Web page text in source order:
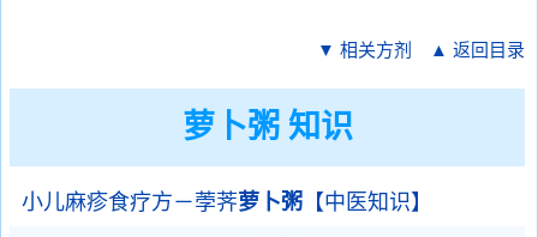
▼ 相关方剂 ▲ 返回目录
萝卜粥 知识
小儿麻疹食疗方－荸荠萝卜粥 【中医知识】